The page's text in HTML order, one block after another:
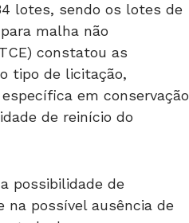
lotes, sendo os lotes de
malha não
constatou as
tipo de licitação,
em conservação
de reinício do
possibilidade de
na possível ausência de